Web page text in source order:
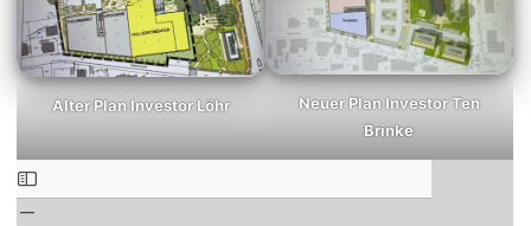
Alter Plan Investor Löhr
Neuer Plan Investor Ten
Brinke
Zum
PDF-